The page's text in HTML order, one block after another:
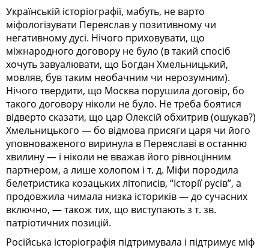
Українській історіографії, мабуть, не варто
міфологізувати Переяслав у позитивному чи
негативному дусі. Нічого приховувати, що
міжнародного договору не було (в такий спосіб
хочуть завуалювати, що Богдан Хмельницький,
мовляв, був таким необачним чи нерозумним).
Нічого твердити, що Москва порушила договір, бо
такого договору ніколи не було. Не треба боятися
відверто сказати, що цар Олексій обхитрив (ошукав?)
Хмельницького — бо відмова присяги царя чи його
уповноваженого виринула в Переяславі в останню
хвилину — і ніколи не вважав його рівноцінним
партнером, а лише холопом і т. д. Міфи породила
белетристика козацьких літописів, “Історії русів”, а
продовжила чимала низка істориків — до сучасних
включно, — також тих, що виступають з т. зв.
патріотичних позицій.
Російська історіографія підтримувала і підтримує міф